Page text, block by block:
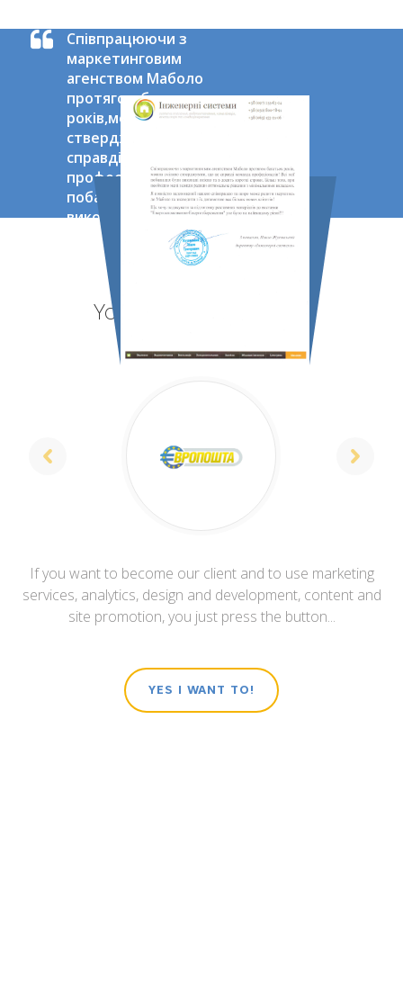
Співпрацюючи з
маркетинговим
агенством Маболо
протягом багатьох
років,можна сміливо
стверджувати,що це
справді команда
професіоналів!Всі мої
побажання було
виконані якісно та в
досить короткі
строки.Більш того,при
необхідно мені завжди
радили оптимальне
рішення з
мінімальними
вкладами.
You can see our other
If you want to become our client and to use marketing
services, analytics, design and development, content and
site promotion, you just press the button...
YES I WANT TO!